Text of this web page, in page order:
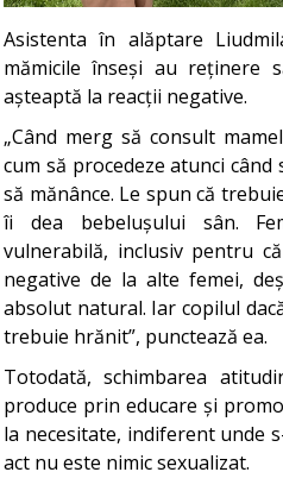
Asistenta în alăptare
mămicile înseși au reținere
așteaptă la reacții negative.
„Când merg să consult
cum să procedeze atunci
să mănânce. Le spun că
îi dea bebelușului sân.
vulnerabilă, inclusiv pentru
negative de la alte femei,
absolut natural. Iar copilul
trebuie hrănit”, punctează ea.
Totodată, schimbarea
produce prin educare și
la necesitate, indiferent unde
act nu este nimic sexualizat.